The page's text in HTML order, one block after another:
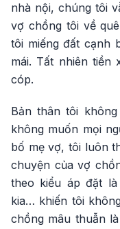
nhà nội, chúng tôi
vợ chồng tôi về
tôi miếng đất cạnh
mái. Tất nhiên
cóp.
Bản thân tôi
không muốn mọi
bố mẹ vợ, tôi luôn
chuyện của vợ
theo kiểu áp đặt
kia… khiến tôi
chồng mâu thuẫn